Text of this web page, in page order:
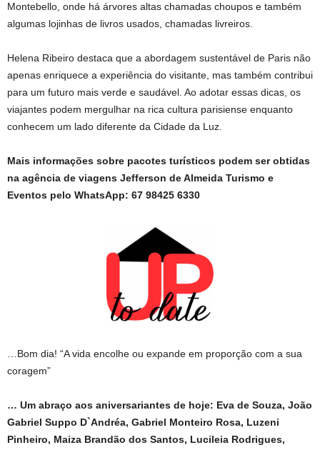
Montebello, onde há árvores altas chamadas choupos e também
algumas lojinhas de livros usados, chamadas livreiros.
Helena Ribeiro destaca que a abordagem sustentável de Paris não
apenas enriquece a experiência do visitante, mas também contribui
para um futuro mais verde e saudável. Ao adotar essas dicas, os
viajantes podem mergulhar na rica cultura parisiense enquanto
conhecem um lado diferente da Cidade da Luz.
Mais informações sobre pacotes turísticos podem ser obtidas
na agência de viagens Jefferson de Almeida Turismo e
Eventos pelo WhatsApp: 67 98425 6330
…Bom dia! “A vida encolhe ou expande em proporção com a sua
coragem”
… Um abraço aos aniversariantes de hoje: Eva de Souza, João
Gabriel Suppo D`Andréa, Gabriel Monteiro Rosa, Luzeni
Pinheiro, Maiza Brandão dos Santos, Lucileia Rodrigues,